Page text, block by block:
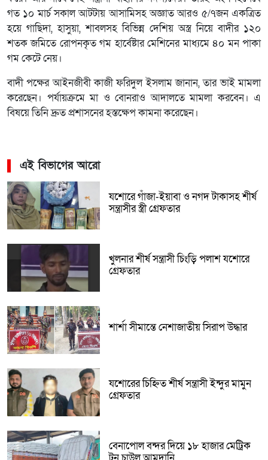
গত ১০ মার্চ সকাল আটটায় আসামিসহ অজ্ঞাত আরও ৫/৭জন একত্রিত
হয়ে গাছিদা, হাসুয়া, শাবলসহ বিভিন্ন দেশিয় অস্ত্র নিয়ে বাদীর ১২০
শতক জমিতে রোপনকৃত গম হার্বেষ্টার মেশিনের মাধ্যমে ৪০ মন পাকা
গম কেটে নেয়।
বাদী পক্ষের আইনজীবী কাজী ফরিদুল ইসলাম জানান, তার ভাই মামলা
করেছেন। পর্যায়ক্রমে মা ও বোনরাও আদালতে মামলা করবেন। এ
বিষয়ে তিনি দ্রুত প্রশাসনের হস্তক্ষেপ কামনা করেছেন।
এই বিভাগের আরো
যশোরে গাঁজা-ইয়াবা ও নগদ টাকাসহ শীর্ষ
সন্ত্রাসীর স্ত্রী গ্রেফতার
খুলনার শীর্ষ সন্ত্রাসী চিংড়ি পলাশ যশোরে
গ্রেফতার
শার্শা সীমান্তে নেশাজাতীয় সিরাপ উদ্ধার
যশোরের চিহ্নিত শীর্ষ সন্ত্রাসী ইন্দুর মামুন
গ্রেফতার
বেনাপোল বন্দর দিয়ে ১৮ হাজার মেট্রিক